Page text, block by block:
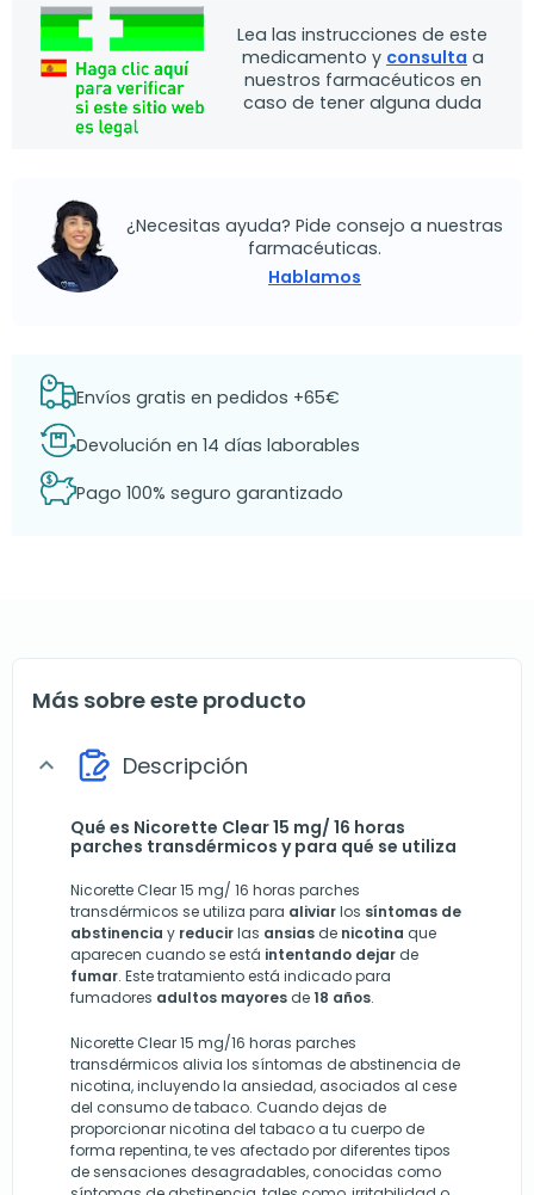
Lea las instrucciones de este
medicamento y consulta a
nuestros farmacéuticos en
caso de tener alguna duda
¿Necesitas ayuda? Pide consejo a nuestras
farmacéuticas.
Hablamos
Envíos gratis en pedidos +65€
Devolución en 14 días laborables
Pago 100% seguro garantizado
Más sobre este producto
expand_more Descripción
Qué es Nicorette Clear 15 mg/ 16 horas
parches transdérmicos y para qué se utiliza
Nicorette Clear 15 mg/ 16 horas parches
transdérmicos se utiliza para aliviarlos síntomas de
abstinencia y reducirlas ansias de nicotina que
aparecen cuando se está intentando dejar de
fumar. Este tratamiento está indicado para
fumadores adultos mayores de18 años.
Nicorette Clear 15 mg/16 horas parches
transdérmicos alivia los síntomas de abstinencia de
nicotina, incluyendo la ansiedad, asociados al cese
del consumo de tabaco. Cuando dejas de
proporcionar nicotina del tabaco a tu cuerpo de
forma repentina, te ves afectado por diferentes tipos
de sensaciones desagradables, conocidas como